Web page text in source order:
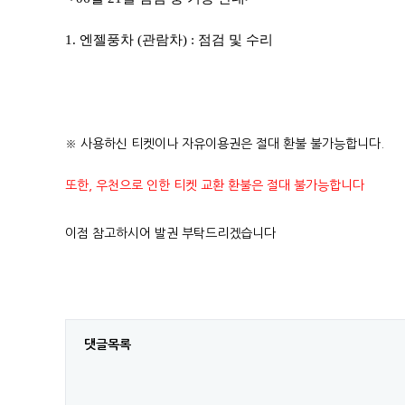
1. 엔젤풍차 (관람차) : 점검 및 수리
※ 사용하신 티켓이나 자유이용권은 절대 환불 불가능합니다.
또한, 우천으로 인한 티켓 교환 환불은 절대 불가능합니다
이점 참고하시어 발권 부탁드리겠습니다
댓글목록